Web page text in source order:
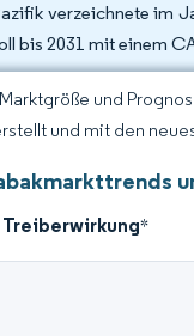
verzeichnete im
bis 2031 mit einem
und
und mit den
Treiberwirkung*